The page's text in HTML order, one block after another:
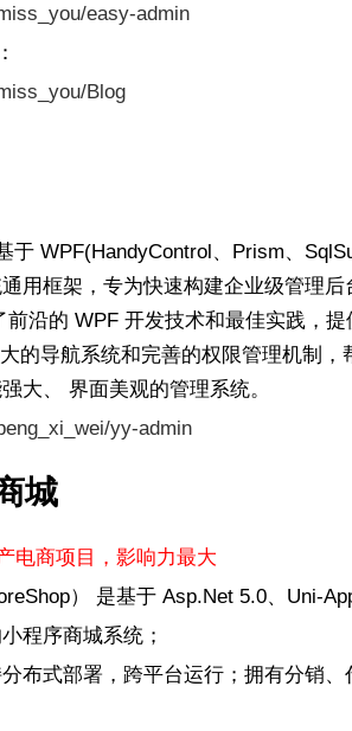
easy-admin
Blog
于 WPF(HandyControl、Prism、
用框架，专为快速构建企业级管理后
前沿的 WPF 开发技术和最佳实践，提
的导航系统和完善的权限管理机制，
大、 界面美观的管理系统。
yy-admin
城
电商项目，影响力最大
） 是基于 Asp.Net 5.0、Uni-
程序商城系统；
布式部署，跨平台运行；拥有分销、